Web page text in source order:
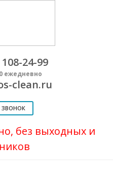
24-99
ежедневно
clean.ru
ЗВОНОК
без выходных и